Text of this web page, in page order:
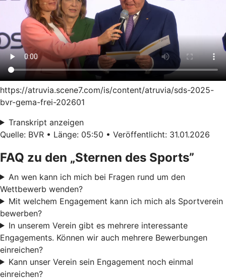
https://atruvia.scene7.com/is/content/atruvia/sds-2025-
bvr-gema-frei-202601
Transkript anzeigen
Quelle: BVR • Länge: 05:50 • Veröffentlicht: 31.01.2026
FAQ zu den „Sternen des Sports”
An wen kann ich mich bei Fragen rund um den
Wettbewerb wenden?
Mit welchem Engagement kann ich mich als Sportverein
bewerben?
In unserem Verein gibt es mehrere interessante
Engagements. Können wir auch mehrere Bewerbungen
einreichen?
Kann unser Verein sein Engagement noch einmal
einreichen?